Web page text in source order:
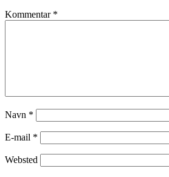
Kommentar *
Navn *
E-mail *
Websted